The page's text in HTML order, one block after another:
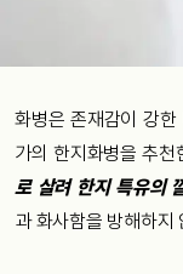
화병은 존재감이 강
가의 한지화병을 추천
로 살려 한지 특유의
과 화사함을 방해하지